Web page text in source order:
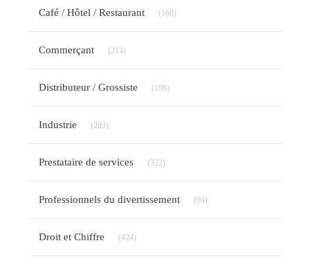
Café / Hôtel / Restaurant (168)
Commerçant (214)
Distributeur / Grossiste (198)
Industrie (283)
Prestataire de services (322)
Professionnels du divertissement (94)
Droit et Chiffre (424)